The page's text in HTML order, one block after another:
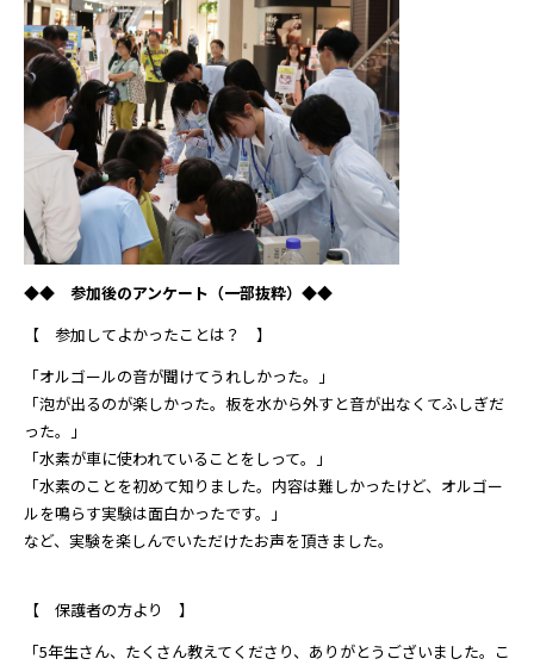
◆◆ 参加後のアンケート（一部抜粋） ◆◆
【 参加してよかったことは？ 】
「オルゴールの音が聞けてうれしかった。」
「泡が出るのが楽しかった。板を水から外すと音が出なくてふしぎだ
った。」
「水素が車に使われていることをしって。」
「水素のことを初めて知りました。内容は難しかったけど、オルゴー
ルを鳴らす実験は面白かったです。」
など、実験を楽しんでいただけたお声を頂きました。
【 保護者の方より 】
「5年生さん、たくさん教えてくださり、ありがとうございました。こ